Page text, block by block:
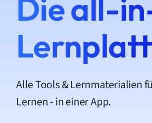
Die all-
Alle Tools & Lernmaterialien
Lernen - in einer App.